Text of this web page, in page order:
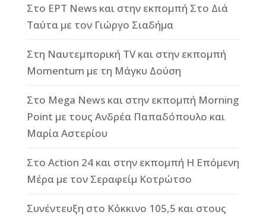
Στο ΕΡΤ News και στην εκπομπή Στο Διά
Ταύτα με τον Γιώργο Σιαδήμα
Στη Ναυτεμπορική TV και στην εκπομπή
Momentum με τη Μάγκυ Δούση
Στο Mega News και στην εκπομπή Morning
Point με τους Ανδρέα Παπαδόπουλο και
Μαρία Αστερίου
Στο Action 24 και στην εκπομπή Η Επόμενη
Μέρα με τον Σεραφείμ Κοτρώτσο
Συνέντευξη στο Κόκκινο 105,5 και στους